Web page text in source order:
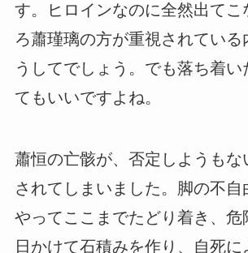
す。ヒロインなのに全然出てこ
ろ蕭瑾璃の方が重視されている
うしてでしょう。でも落ち着い
てもいいですよね。
蕭恒の亡骸が、否定しようもな
されてしまいました。脚の不自
やってここまでたどり着き、危
日かけて石積みを作り、自死に